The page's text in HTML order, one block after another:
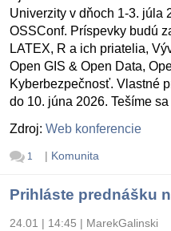
Univerzity v dňoch 1-3. júla
OSSConf. Príspevky budú
LATEX, R a ich priatelia,
Open GIS & Open Data,
Kyberbezpečnosť. Vlastné
do 10. júna 2026. Tešíme
Zdroj: Web konferencie
1 | Komunita
Prihláste prednášku
24.01 | 14:45 | MarekGalinski